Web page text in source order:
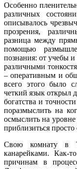
Особенно
различных
описывалось
прозрения,
разница между
помощью
познания: от учебы
различными
– оперативным и
всего этого было
четкий язык открыл
богатства и
поразмыслить на
осмыслить на
приблизиться
Свою комнату в
канарейками. Как-
причинам в